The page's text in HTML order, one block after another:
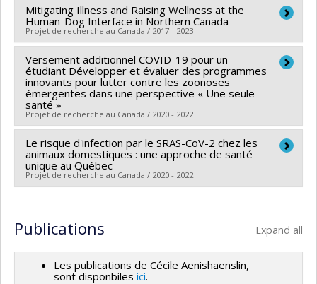
Funding sources: MAPAQ/Ministère de l'Agriculture,
des Pêcheries et de l'Alimentation
Grant programs:
Lead researcher : Cécile Aenishaenslin
Funding sources:FRQS/Fonds de recherche du
Québec - Santé (FRSQ)
Grant programs:PVXXXXXX-Bourse de chercheur-
boursier : Junior 1
Mitigating Illness and Raising Wellness at the
Human-Dog Interface in Northern Canada
Projet de recherche au Canada / 2017 - 2023
Lead researcher : André Ravel
Co-researchers : Thora Martina Herrmann,Patrick
Leighton,Christopher Fernandez Prada, Cécile
Aenishaenslin,Thomas Druetz ,Francis Lévesque
Johanne Saint-Charles,Sherilee Harper,Laine
Chanteloup
Funding sources:IRSC/Instituts de recherche en santé
du Canada
Versement additionnel COVID-19 pour un
étudiant Développer et évaluer des programmes
innovants pour lutter contre les zoonoses
émergentes dans une perspective « Une seule
santé »
Projet de recherche au Canada / 2020 - 2022
Lead researcher : Cécile Aenishaenslin
Funding sources:FRQS/Fonds de recherche du
Québec - Santé (FRSQ)
Le risque d'infection par le SRAS-CoV-2 chez les
animaux domestiques : une approche de santé
unique au Québec
Projet de recherche au Canada / 2020 - 2022
Grant programs:
Publications Expand all
Les publications de Cécile Aenishaenslin,
sont disponbiles ici.